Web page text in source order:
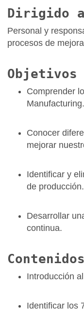
Dirigido a
Personal y
procesos de
Objetivos
Comprender
Manufacturing.
Conocer
mejorar
Identificar y
de producción.
Desarrollar
continua.
Contenidos
Introducción
Identificar los